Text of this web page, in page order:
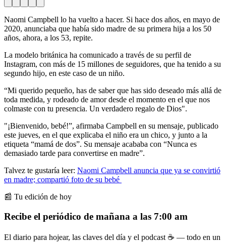
Naomi Campbell lo ha vuelto a hacer. Si hace dos años, en mayo de
2020, anunciaba que había sido madre de su primera hija a los 50
años, ahora, a los 53, repite.
La modelo británica ha comunicado a través de su perfil de
Instagram, con más de 15 millones de seguidores, que ha tenido a su
segundo hijo, en este caso de un niño.
“Mi querido pequeño, has de saber que has sido deseado más allá de
toda medida, y rodeado de amor desde el momento en el que nos
colmaste con tu presencia. Un verdadero regalo de Dios".
"¡Bienvenido, bebé!”, afirmaba Campbell en su mensaje, publicado
este jueves, en el que explicaba el niño era un chico, y junto a la
etiqueta “mamá de dos”. Su mensaje acababa con “Nunca es
demasiado tarde para convertirse en madre”.
Talvez te gustaría leer: Naomi Campbell anuncia que ya se convirtió
en madre; compartió foto de su bebé
📰 Tu edición de hoy
Recibe el periódico de mañana a las 7:00 am
El diario para hojear, las claves del día y el podcast ☕ — todo en un